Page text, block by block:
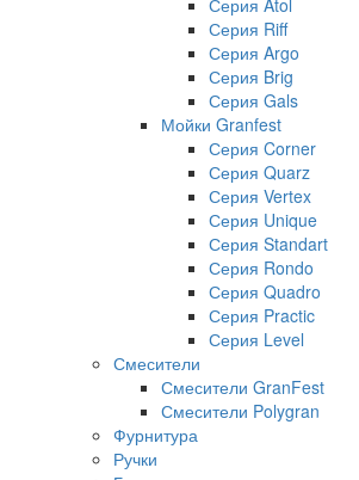
Серия Riff
Серия Argo
Серия Brig
Серия Gals
Мойки Granfest
Серия Corner
Серия Quarz
Серия Vertex
Серия Unique
Серия Standart
Серия Rondo
Серия Quadro
Серия Practic
Серия Level
Смесители
Смесители GranFest
Смесители Polygran
Фурнитура
Ручки